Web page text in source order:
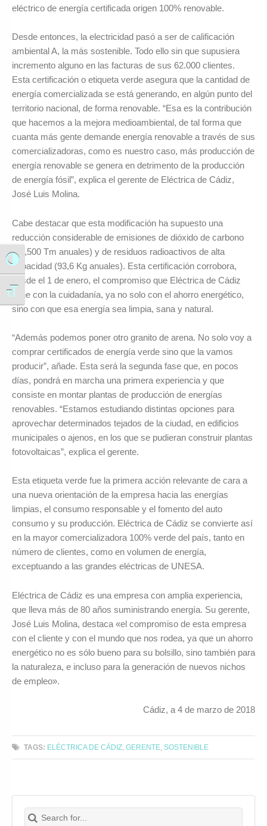
Alternar alto contraste
Alternar tamaño de letra
eléctrico de energía certificada origen 100% renovable.
Desde entonces, la electricidad pasó a ser de calificación
ambiental A, la más sostenible. Todo ello sin que supusiera
incremento alguno en las facturas de sus 62.000 clientes.
Esta certificación o etiqueta verde asegura que la cantidad de
energía comercializada se está generando, en algún punto del
territorio nacional, de forma renovable. “Esa es la contribución
que hacemos a la mejora medioambiental, de tal forma que
cuanta más gente demande energía renovable a través de sus
comercializadoras, como es nuestro caso, más producción de
energía renovable se genera en detrimento de la producción
de energía fósil”, explica el gerente de Eléctrica de Cádiz,
José Luis Molina.
Cabe destacar que esta modificación ha supuesto una
reducción considerable de emisiones de dióxido de carbono
(58,500 Tm anuales) y de residuos radioactivos de alta
capacidad (93,6 Kg anuales). Esta certificación corrobora,
desde el 1 de enero, el compromiso que Eléctrica de Cádiz
tiene con la cuidadanía, ya no solo con el ahorro energético,
sino con que esa energía sea limpia, sana y natural.
“Además podemos poner otro granito de arena. No solo voy a
comprar certificados de energía verde sino que la vamos
producir”, añade. Esta será la segunda fase que, en pocos
días, pondrá en marcha una primera experiencia y que
consiste en montar plantas de producción de energías
renovables. “Estamos estudiando distintas opciones para
aprovechar determinados tejados de la ciudad, en edificios
municipales o ajenos, en los que se pudieran construir plantas
fotovoltaicas”, explica el gerente.
Esta etiqueta verde fue la primera acción relevante de cara a
una nueva orientación de la empresa hacia las energías
limpias, el consumo responsable y el fomento del auto
consumo y su producción. Eléctrica de Cádiz se convierte así
en la mayor comercializadora 100% verde del país, tanto en
número de clientes, como en volumen de energía,
exceptuando a las grandes eléctricas de UNESA.
Eléctrica de Cádiz es una empresa con amplia experiencia,
que lleva más de 80 años suministrando energía. Su gerente,
José Luis Molina, destaca «el compromiso de esta empresa
con el cliente y con el mundo que nos rodea, ya que un ahorro
energético no es sólo bueno para su bolsillo, sino también para
la naturaleza, e incluso para la generación de nuevos nichos
de empleo».
Cádiz, a 4 de marzo de 2018
TAGS: ELÉCTRICA DE CÁDIZ ,GERENTE ,SOSTENIBLE
Search for:
Buscar